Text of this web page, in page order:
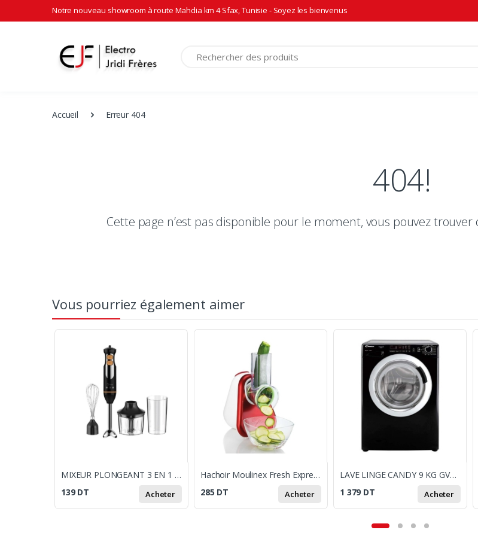
Notre nouveau showroom à route Mahdia km 4 Sfax, Tunisie - Soyez les bienvenus
Accueil Erreur 404
404!
Cette page n’est pas disponible pour le moment, vous pouvez
Vous pourriez également aimer
MIXEUR PLONGEANT 3 EN 1 MIDEA
139 DT Acheter
Hachoir Moulinex Fresh Express / Rouge
285 DT Acheter
LAVE LINGE CANDY 9 KG GVS149DC3B NOIR
1 379 DT Acheter